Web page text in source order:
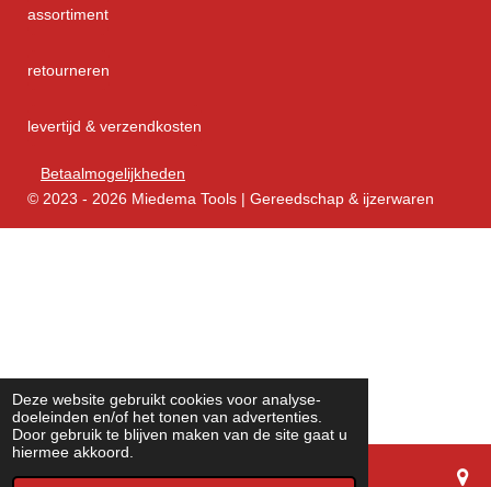
Deze website gebruikt cookies voor analyse-
doeleinden en/of het tonen van advertenties.
Door gebruik te blijven maken van de site gaat u
hiermee akkoord.
assortiment
retourneren
levertijd & verzendkosten
Betaalmogelijkheden
© 2023 - 2026 Miedema Tools | Gereedschap & ijzerwaren